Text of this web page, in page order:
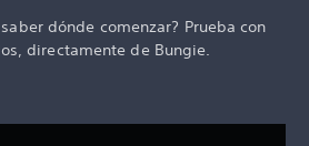
dónde comenzar? Prueba con
directamente de Bungie.